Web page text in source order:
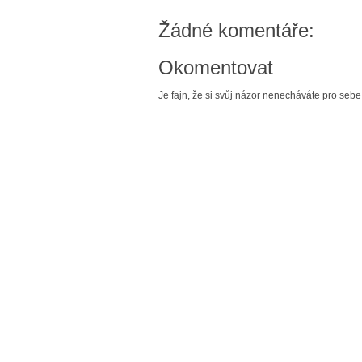
Žádné komentáře:
Okomentovat
Je fajn, že si svůj názor nenecháváte pro